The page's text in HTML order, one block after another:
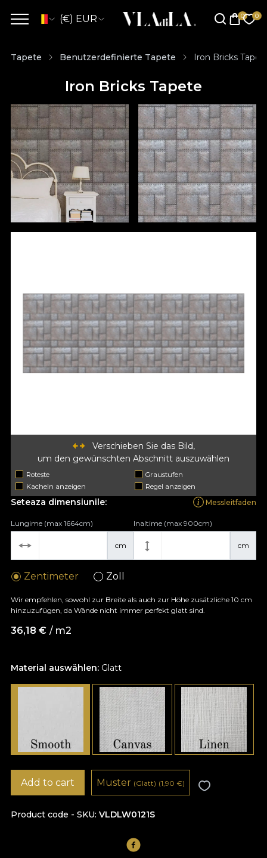
(€) EUR
Tapete Benutzerdefinierte Tapete Iron Bricks
Iron Bricks Tapete
Verschieben Sie das Bild,
um den gewünschten Abschnitt auszuwählen
Rotește
Graustufen
Kacheln anzeigen
Regel anzeigen
Material auswählen: Glatt
Seteaza dimensiunile: Messleitfaden
cm
Lungime (max 1664cm)
cm
Inaltime (max 900cm)
Zentimeter Zoll
Wir empfehlen, sowohl zur Breite als auch zur Höhe zusätzliche 10 cm
hinzuzufügen, da Wände nicht immer perfekt glatt sind.
36,18 € / m2
Product code - SKU VLDLW0121S
Add to cart Muster (Glatt) (1,90 €)